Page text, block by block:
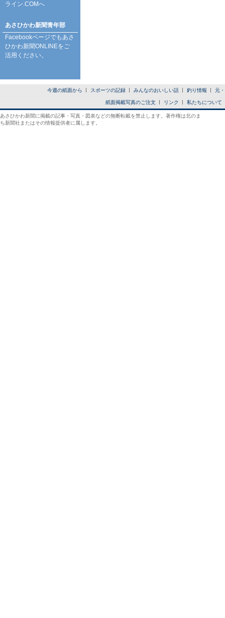
ライン.COMへ
あさひかわ新聞青年部
Facebookページでもあさ
ひかわ新聞ONLINEをご
活用ください。
今週の紙面から スポーツの記録 みんなのおいしい話 釣り情報 元
紙面掲載写真のご注文 リンク 私たちについて
あさひかわ新聞に掲載の記事・写真・図表などの無断転載を禁止します。著作権は北のま
ち新聞社またはその情報提供者に属します。